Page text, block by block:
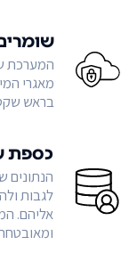
המערכת
מאגרי
בראש
כספת
הנתונים
לגבות
אליהם.